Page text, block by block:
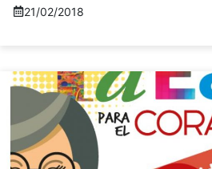
21/02/2018